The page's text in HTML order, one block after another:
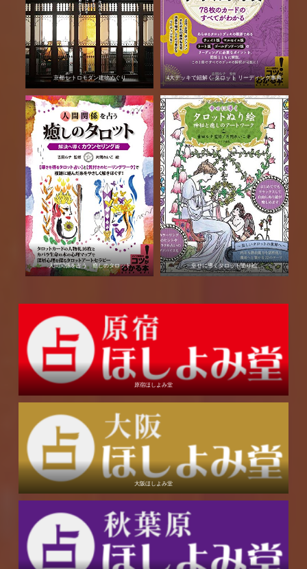
京都 レトロモダン建物めぐり 4大デッキで紐解く タロット リーディング事典
人間関係を占う 癒しのタロット 幸せに導くタロット塗り絵
原宿ほしよみ堂
大阪ほしよみ堂